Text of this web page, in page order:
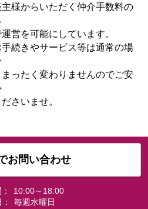
主様からいただく仲介手数料の
運営を可能にしています。
手続きやサービス等は通常の場
まったく変わりませんのでご安
ださいませ。
お問い合わせ
10:00～18:00
毎週水曜日